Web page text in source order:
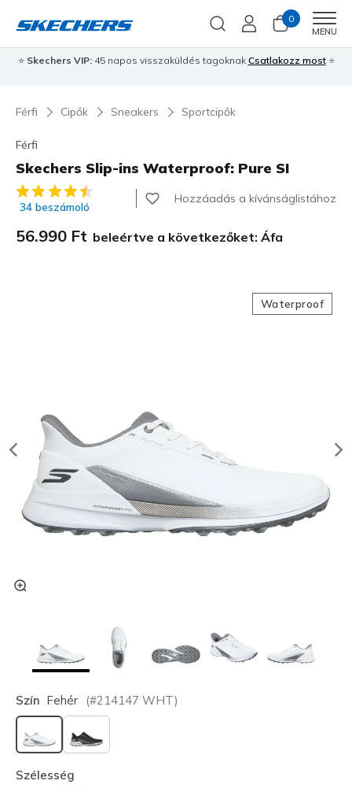
0
MENU
⭐ Skechers VIP:45 napos visszaküldés tagoknak Csatlakozz most⭐
Férfi Cipők Sneakers Sportcipők
Férfi
Skechers Slip-ins Waterproof: Pure SI
4,8 az 5-ből ügyfélértékelés
34 beszámoló
Hozzáadás a kívánságlistához
56.990 Ft beleértve a következőket: Áfa
Waterproof
Szín Fehér (#214147 WHT)
kiválasztva
Szélesség